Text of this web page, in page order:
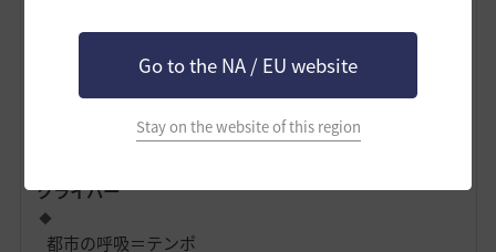
Go to the NA / EU website
Stay on the website of this region
カルフェオン市場の混沌を祝祭と狂気で装飾
クライバー
都市の呼吸＝テンポ